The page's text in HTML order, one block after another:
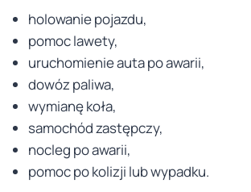
holowanie pojazdu,
pomoc lawety,
uruchomienie auta po awarii,
dowóz paliwa,
wymianę koła,
samochód zastępczy,
nocleg po awarii,
pomoc po kolizji lub wypadku.